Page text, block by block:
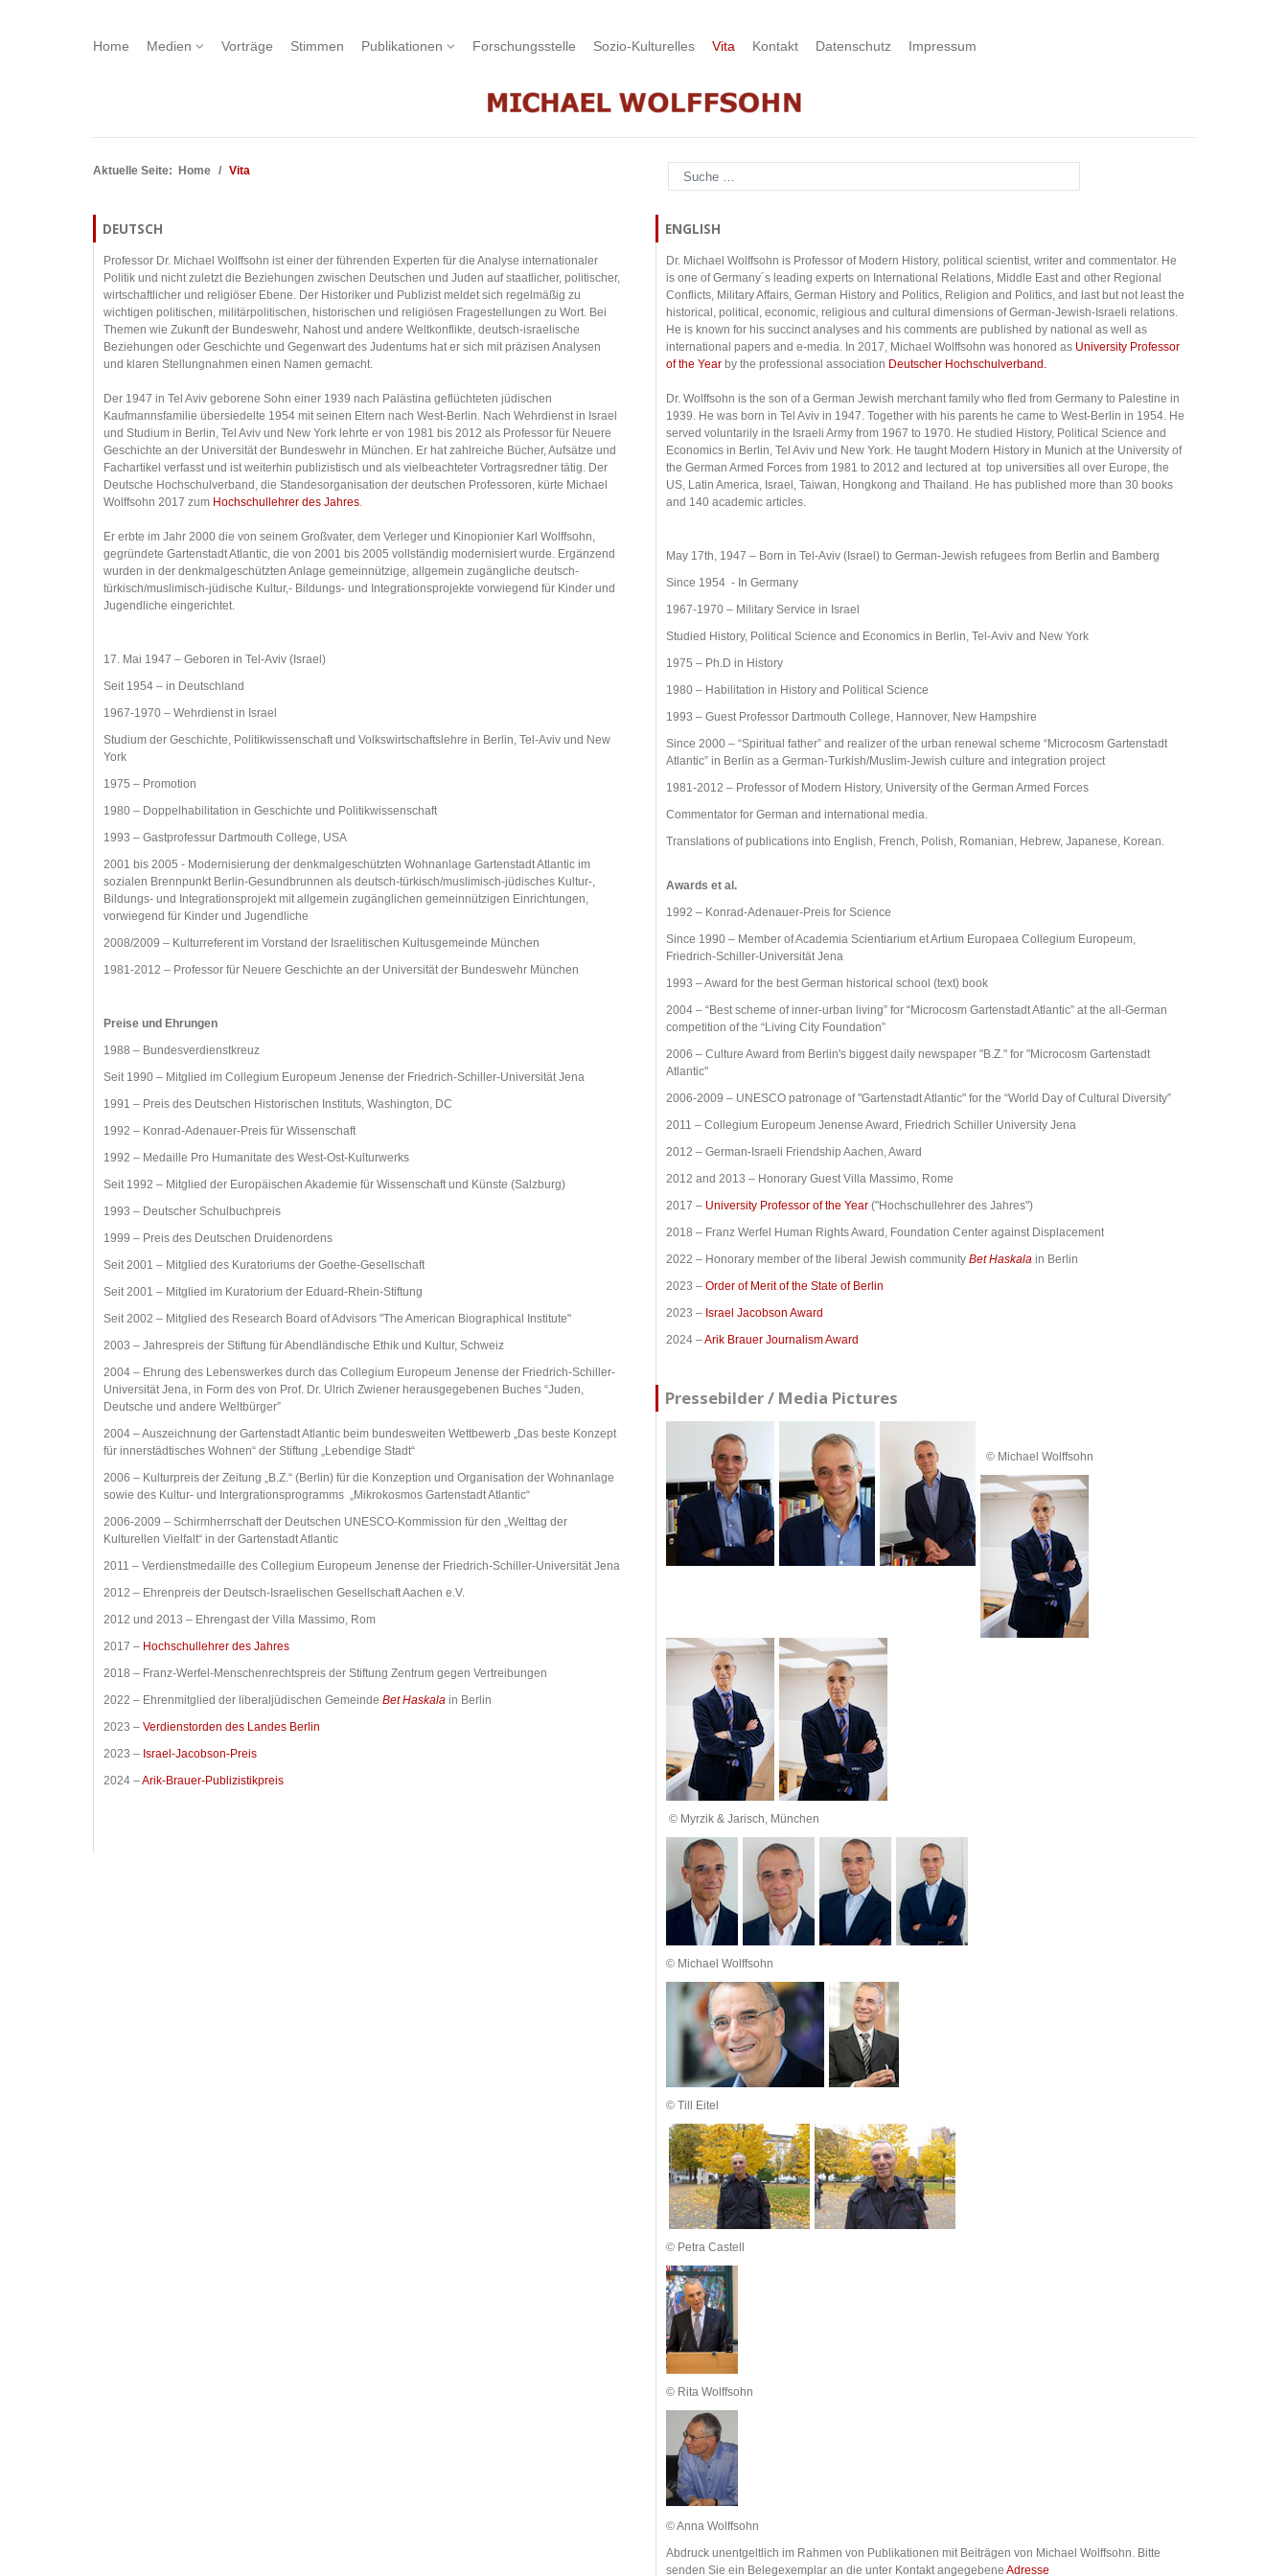
Home Medien Vorträge Stimmen Publikationen Forschungsstelle Sozio-Kulturelles Vita Kontakt Datenschutz Impressum
Aktuelle Seite: Home Vita Suchen
DEUTSCH
Professor Dr. Michael Wolffsohn ist einer der führenden Experten für die Analyse internationaler
Politik und nicht zuletzt die Beziehungen zwischen Deutschen und Juden auf staatlicher, politischer,
wirtschaftlicher und religiöser Ebene. Der Historiker und Publizist meldet sich regelmäßig zu
wichtigen politischen, militärpolitischen, historischen und religiösen Fragestellungen zu Wort. Bei
Themen wie Zukunft der Bundeswehr, Nahost und andere Weltkonflikte, deutsch-israelische
Beziehungen oder Geschichte und Gegenwart des Judentums hat er sich mit präzisen Analysen
und klaren Stellungnahmen einen Namen gemacht.
Der 1947 in Tel Aviv geborene Sohn einer 1939 nach Palästina geflüchteten jüdischen
Kaufmannsfamilie übersiedelte 1954 mit seinen Eltern nach West-Berlin. Nach Wehrdienst in Israel
und Studium in Berlin, Tel Aviv und New York lehrte er von 1981 bis 2012 als Professor für Neuere
Geschichte an der Universität der Bundeswehr in München. Er hat zahlreiche Bücher, Aufsätze und
Fachartikel verfasst und ist weiterhin publizistisch und als vielbeachteter Vortragsredner tätig. Der
Deutsche Hochschulverband, die Standesorganisation der deutschen Professoren, kürte Michael
Wolffsohn 2017 zum Hochschullehrer des Jahres.
Er erbte im Jahr 2000 die von seinem Großvater, dem Verleger und Kinopionier Karl Wolffsohn,
gegründete Gartenstadt Atlantic, die von 2001 bis 2005 vollständig modernisiert wurde. Ergänzend
wurden in der denkmalgeschützten Anlage gemeinnützige, allgemein zugängliche deutsch-
türkisch/muslimisch-jüdische Kultur,- Bildungs- und Integrationsprojekte vorwiegend für Kinder und
Jugendliche eingerichtet.
17. Mai 1947 – Geboren in Tel-Aviv (Israel)
Seit 1954 – in Deutschland
1967-1970 – Wehrdienst in Israel
Studium der Geschichte, Politikwissenschaft und Volkswirtschaftslehre in Berlin, Tel-Aviv und New
York
1975 – Promotion
1980 – Doppelhabilitation in Geschichte und Politikwissenschaft
1993 – Gastprofessur Dartmouth College, USA
2001 bis 2005 - Modernisierung der denkmalgeschützten Wohnanlage Gartenstadt Atlantic im
sozialen Brennpunkt Berlin-Gesundbrunnen als deutsch-türkisch/muslimisch-jüdisches Kultur-,
Bildungs- und Integrationsprojekt mit allgemein zugänglichen gemeinnützigen Einrichtungen,
vorwiegend für Kinder und Jugendliche
2008/2009 – Kulturreferent im Vorstand der Israelitischen Kultusgemeinde München
1981-2012 – Professor für Neuere Geschichte an der Universität der Bundeswehr München
Preise und Ehrungen
1988 – Bundesverdienstkreuz
Seit 1990 – Mitglied im Collegium Europeum Jenense der Friedrich-Schiller-Universität Jena
1991 – Preis des Deutschen Historischen Instituts, Washington, DC
1992 – Konrad-Adenauer-Preis für Wissenschaft
1992 – Medaille Pro Humanitate des West-Ost-Kulturwerks
Seit 1992 – Mitglied der Europäischen Akademie für Wissenschaft und Künste (Salzburg)
1993 – Deutscher Schulbuchpreis
1999 – Preis des Deutschen Druidenordens
Seit 2001 – Mitglied des Kuratoriums der Goethe-Gesellschaft
Seit 2001 – Mitglied im Kuratorium der Eduard-Rhein-Stiftung
Seit 2002 – Mitglied des Research Board of Advisors "The American Biographical Institute"
2003 – Jahrespreis der Stiftung für Abendländische Ethik und Kultur, Schweiz
2004 – Ehrung des Lebenswerkes durch das Collegium Europeum Jenense der Friedrich-Schiller-
Universität Jena, in Form des von Prof. Dr. Ulrich Zwiener herausgegebenen Buches “Juden,
Deutsche und andere Weltbürger”
2004 – Auszeichnung der Gartenstadt Atlantic beim bundesweiten Wettbewerb „Das beste Konzept
für innerstädtisches Wohnen“ der Stiftung „Lebendige Stadt“
2006 – Kulturpreis der Zeitung „B.Z.“ (Berlin) für die Konzeption und Organisation der Wohnanlage
sowie des Kultur- und Intergrationsprogramms „Mikrokosmos Gartenstadt Atlantic“
2006-2009 – Schirmherrschaft der Deutschen UNESCO-Kommission für den „Welttag der
Kulturellen Vielfalt“ in der Gartenstadt Atlantic
2011 – Verdienstmedaille des Collegium Europeum Jenense der Friedrich-Schiller-Universität Jena
2012 – Ehrenpreis der Deutsch-Israelischen Gesellschaft Aachen e.V.
2012 und 2013 – Ehrengast der Villa Massimo, Rom
2017 – Hochschullehrer des Jahres
2018 – Franz-Werfel-Menschenrechtspreis der Stiftung Zentrum gegen Vertreibungen
2022 – Ehrenmitglied der liberaljüdischen Gemeinde Bet Haskala in Berlin
2023 – Verdienstorden des Landes Berlin
2023 – Israel-Jacobson-Preis
2024 –Arik-Brauer-Publizistikpreis
ENGLISH
Dr. Michael Wolffsohn is Professor of Modern History, political scientist, writer and commentator. He
is one of Germany´s leading experts on International Relations, Middle East and other Regional
Conflicts, Military Affairs, German History and Politics, Religion and Politics, and last but not least the
historical, political, economic, religious and cultural dimensions of German-Jewish-Israeli relations.
He is known for his succinct analyses and his comments are published by national as well as
international papers and e-media. In 2017, Michael Wolffsohn was honored as University Professor
of the Year by the professional association Deutscher Hochschulverband.
Dr. Wolffsohn is the son of a German Jewish merchant family who fled from Germany to Palestine in
1939. He was born in Tel Aviv in 1947. Together with his parents he came to West-Berlin in 1954. He
served voluntarily in the Israeli Army from 1967 to 1970. He studied History, Political Science and
Economics in Berlin, Tel Aviv und New York. He taught Modern History in Munich at the University of
the German Armed Forces from 1981 to 2012 and lectured at top universities all over Europe, the
US, Latin America, Israel, Taiwan, Hongkong and Thailand. He has published more than 30 books
and 140 academic articles.
May 17th, 1947 – Born in Tel-Aviv (Israel) to German-Jewish refugees from Berlin and Bamberg
Since 1954 - In Germany
1967-1970 – Military Service in Israel
Studied History, Political Science and Economics in Berlin, Tel-Aviv and New York
1975 – Ph.D in History
1980 – Habilitation in History and Political Science
1993 – Guest Professor Dartmouth College, Hannover, New Hampshire
Since 2000 – “Spiritual father” and realizer of the urban renewal scheme “Microcosm Gartenstadt
Atlantic” in Berlin as a German-Turkish/Muslim-Jewish culture and integration project
1981-2012 – Professor of Modern History, University of the German Armed Forces
Commentator for German and international media.
Translations of publications into English, French, Polish, Romanian, Hebrew, Japanese, Korean.
Awards et al.
1992 – Konrad-Adenauer-Preis for Science
Since 1990 – Member of Academia Scientiarium et Artium Europaea Collegium Europeum,
Friedrich-Schiller-Universität Jena
1993 – Award for the best German historical school (text) book
2004 – “Best scheme of inner-urban living” for “Microcosm Gartenstadt Atlantic” at the all-German
competition of the “Living City Foundation”
2006 – Culture Award from Berlin's biggest daily newspaper "B.Z." for "Microcosm Gartenstadt
Atlantic"
2006-2009 – UNESCO patronage of "Gartenstadt Atlantic" for the “World Day of Cultural Diversity”
2011 – Collegium Europeum Jenense Award, Friedrich Schiller University Jena
2012 – German-Israeli Friendship Aachen, Award
2012 and 2013 – Honorary Guest Villa Massimo, Rome
2017 – University Professor of the Year ("Hochschullehrer des Jahres")
2018 – Franz Werfel Human Rights Award, Foundation Center against Displacement
2022 – Honorary member of the liberal Jewish community Bet Haskala in Berlin
2023 – Order of Merit of the State of Berlin
2023 – Israel Jacobson Award
2024 –Arik Brauer Journalism Award
Pressebilder / Media Pictures
© Michael Wolffsohn
© Myrzik & Jarisch, München
© Michael Wolffsohn
© Till Eitel
© Petra Castell
© Rita Wolffsohn
© Anna Wolffsohn
Abdruck unentgeltlich im Rahmen von Publikationen mit Beiträgen von Michael Wolffsohn. Bitte
senden Sie ein Belegexemplar an die unter Kontakt angegebene Adresse